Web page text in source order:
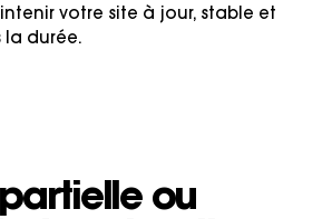
votre site à jour, stable et
la durée.
ou